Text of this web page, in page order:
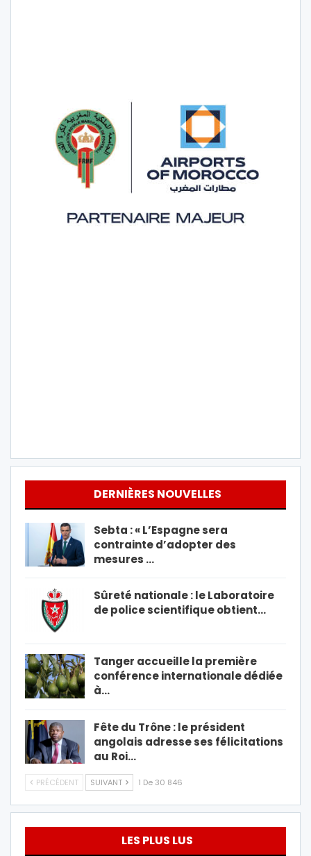
DERNIÈRES NOUVELLES
Sebta : « L’Espagne sera
contrainte d’adopter des
mesures …
Sûreté nationale : le Laboratoire
de police scientifique obtient…
Tanger accueille la première
conférence internationale dédiée
à…
Fête du Trône : le président
angolais adresse ses félicitations
au Roi…
PRÉCÉDENT SUIVANT 1 De 30 846
LES PLUS LUS